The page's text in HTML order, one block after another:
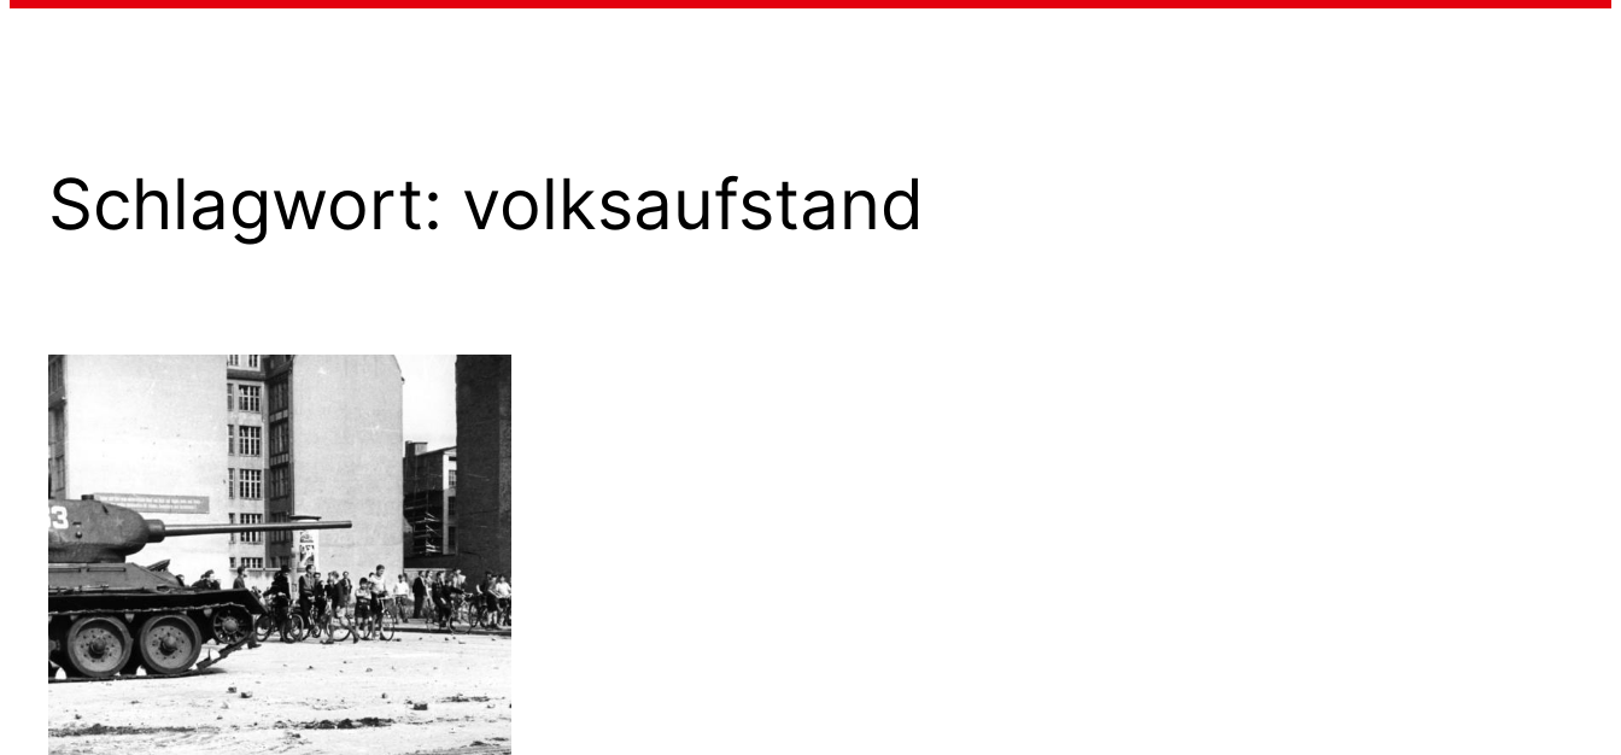
Schlagwort: volksaufstand